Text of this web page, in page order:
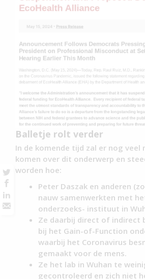
Balletje rolt verder
In de komende tijd zal er nog veel
komen over dit onderwerp en
worden hoe:
Peter Daszak en anderen
nauw samenwerkten met
onderzoeks- instituut in
Ze daarbij direct of indirect
bij het Gain-of-Function
waarbij het Coronavirus
gemaakt voor de mens.
Ze het lab in Wuhan te
gecontroleerd en zich niet